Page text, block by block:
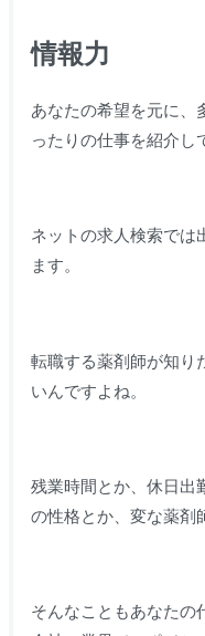
情報力
あなたの希望を元に、
ったりの仕事を紹介し
ネットの求人検索では
ます。
転職する薬剤師が知り
いんですよね。
残業時間とか、休日出
の性格とか、変な薬剤
そんなこともあなたの